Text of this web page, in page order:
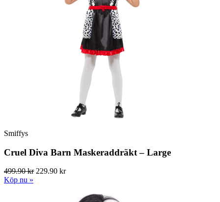
Smiffys
Cruel Diva Barn Maskeraddräkt – Large
499.90 kr229.90 kr
Köp nu »